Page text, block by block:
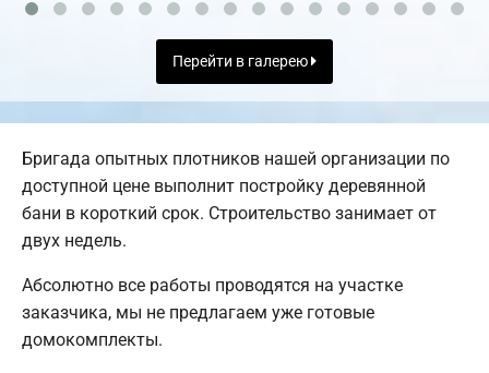
Перейти в галерею
Бригада опытных плотников нашей организации по
доступной цене выполнит постройку деревянной
бани в короткий срок. Строительство занимает от
двух недель.
Абсолютно все работы проводятся на участке
заказчика, мы не предлагаем уже готовые
домокомплекты.